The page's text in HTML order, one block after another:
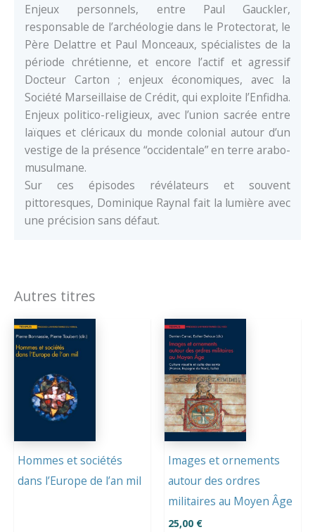
Enjeux personnels, entre Paul Gauckler,
responsable de l’archéologie dans le Protectorat, le
Père Delattre et Paul Monceaux, spécialistes de la
période chrétienne, et encore l’actif et agressif
Docteur Carton ; enjeux économiques, avec la
Société Marseillaise de Crédit, qui exploite l’Enfidha.
Enjeux politico-religieux, avec l’union sacrée entre
laïques et cléricaux du monde colonial autour d’un
vestige de la présence “occidentale” en terre arabo-
musulmane.
Sur ces épisodes révélateurs et souvent
pittoresques, Dominique Raynal fait la lumière avec
une précision sans défaut.
Autres titres
Hommes et sociétés
dans l’Europe de l’an mil
Images et ornements
autour des ordres
militaires au Moyen Âge
25,00 €